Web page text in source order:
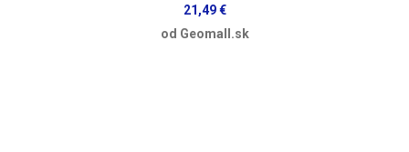
21,49 €
od Geomall.sk